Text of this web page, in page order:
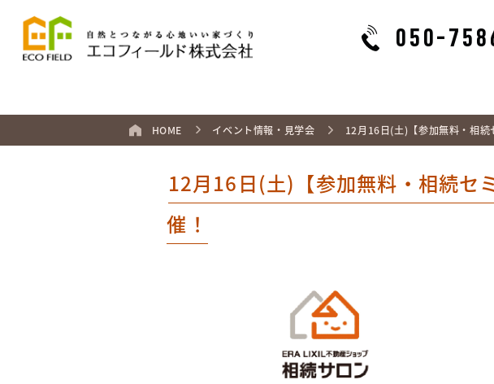
050-
HOME イベント情報・見学会 12月16日(土)【参加無料・相続
12月16日(土)【参加無料・相続セ
催！